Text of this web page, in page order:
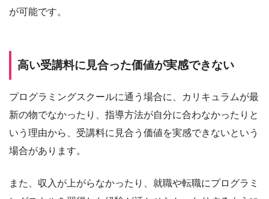
が可能です。
高い受講料に見合った価値が実感できない
プログラミングスクールに通う場合に、カリキュラムが最
新の物でなかったり、指導方法が自分に合わなかったりと
いう理由から、受講料に見合う価値を実感できないという
場合があります。
また、収入が上がらなかったり、就職や転職にプログラミ